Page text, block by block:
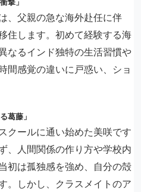
、父親の急な海外赴任に伴
住します。初めて経験する海
なるインド独特の生活習慣や
間感覚の違いに戸惑い、ショ
葛藤」
クールに通い始めた美咲です
、人間関係の作り方や学校内
初は孤独感を強め、自分の殻
。しかし、クラスメイトのア